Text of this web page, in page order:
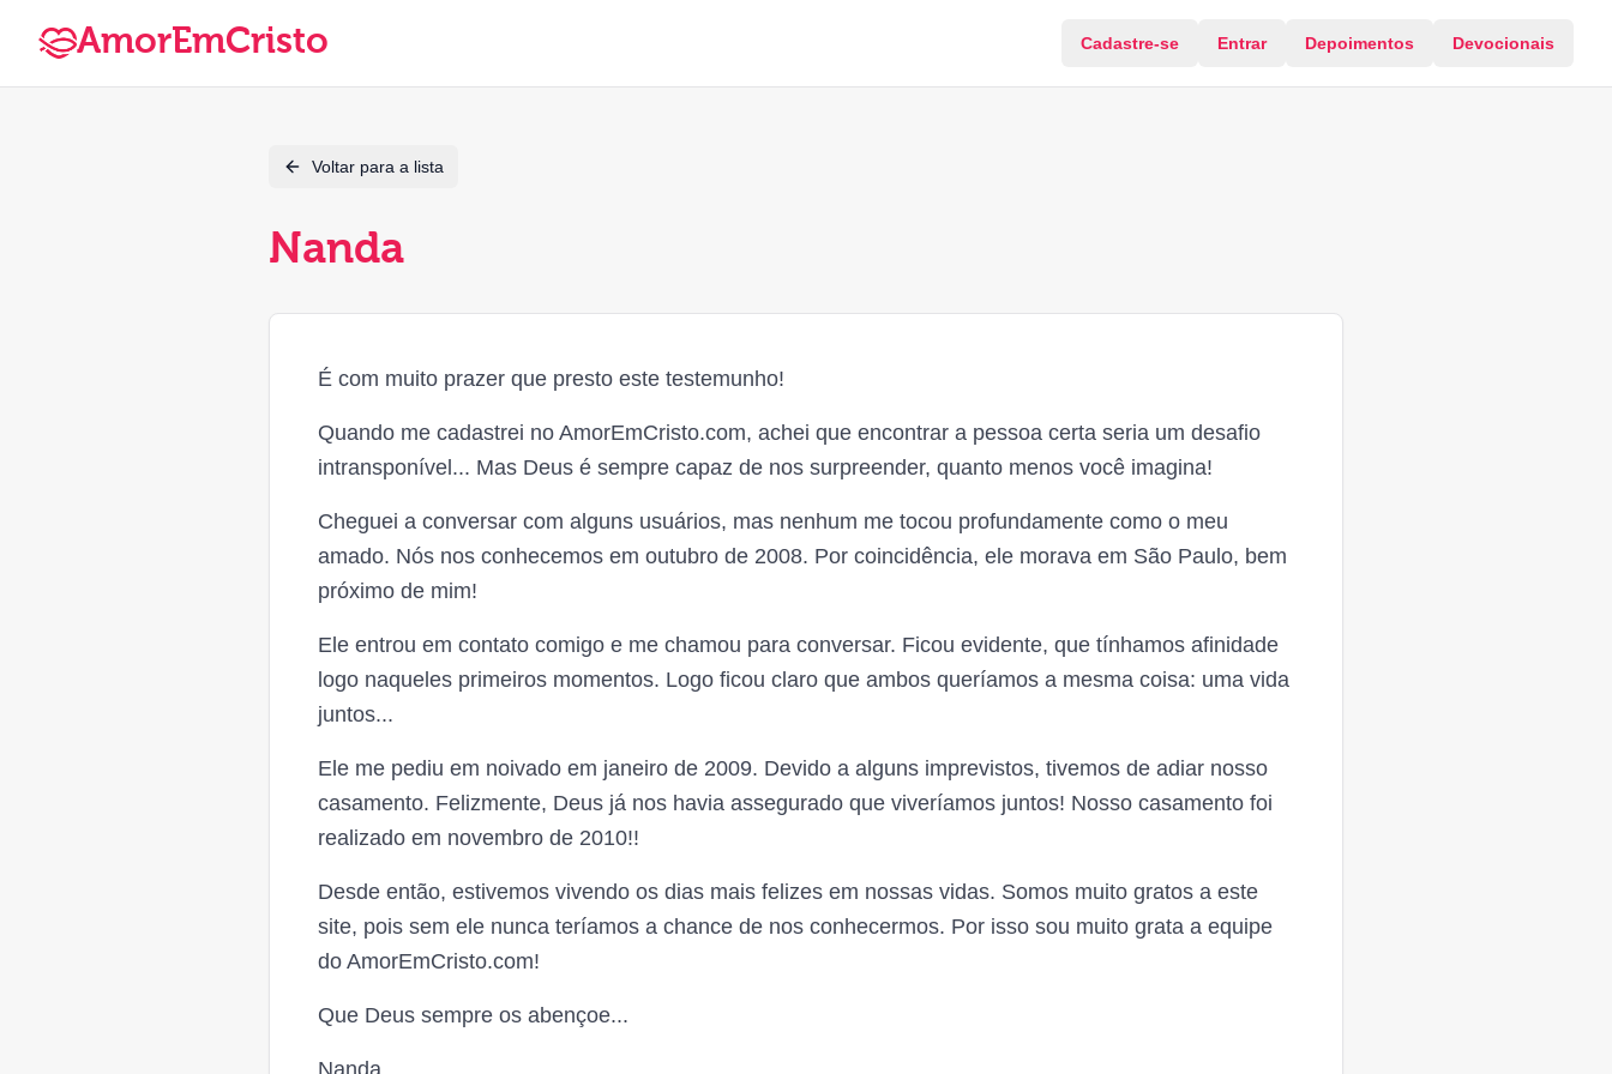
AmorEmCristo Cadastre-se Entrar Depoimentos Devocionais
Voltar para a lista
Nanda
É com muito prazer que presto este testemunho!
Quando me cadastrei no AmorEmCristo.com, achei que encontrar a pessoa certa seria um desafio
intransponível... Mas Deus é sempre capaz de nos surpreender, quanto menos você imagina!
Cheguei a conversar com alguns usuários, mas nenhum me tocou profundamente como o meu
amado. Nós nos conhecemos em outubro de 2008. Por coincidência, ele morava em São Paulo, bem
próximo de mim!
Ele entrou em contato comigo e me chamou para conversar. Ficou evidente, que tínhamos afinidade
logo naqueles primeiros momentos. Logo ficou claro que ambos queríamos a mesma coisa: uma vida
juntos...
Ele me pediu em noivado em janeiro de 2009. Devido a alguns imprevistos, tivemos de adiar nosso
casamento. Felizmente, Deus já nos havia assegurado que viveríamos juntos! Nosso casamento foi
realizado em novembro de 2010!!
Desde então, estivemos vivendo os dias mais felizes em nossas vidas. Somos muito gratos a este
site, pois sem ele nunca teríamos a chance de nos conhecermos. Por isso sou muito grata a equipe
do AmorEmCristo.com!
Que Deus sempre os abençoe...
Nanda